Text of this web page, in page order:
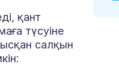
қант
түсуіне
салқын